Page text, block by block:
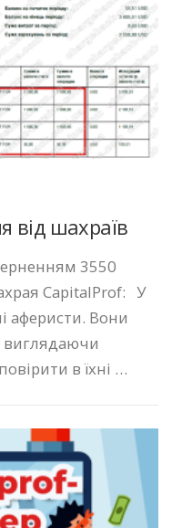
від шахраїв
3550
CapitalProf: У
аферисти. Вони
в їхні …